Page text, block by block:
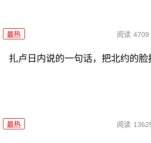
最热 阅读 4709
扎卢日内说的一句话，把北约的脸
最热 阅读